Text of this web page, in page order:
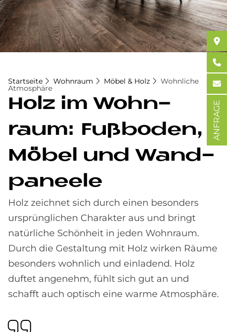
Startseite Wohnraum Möbel & Holz Wohnliche
Atmosphäre
Holz im Wohn­
raum: Fuß­bo­den,
Mö­bel und Wand­
pa­nee­le
Holz zeichnet sich durch einen besonders
ursprünglichen Charakter aus und bringt
natürliche Schönheit in jeden Wohnraum.
Durch die Gestaltung mit Holz wirken Räume
besonders wohnlich und einladend. Holz
duftet angenehm, fühlt sich gut an und
schafft auch optisch eine warme Atmosphäre.
ANFRAGE